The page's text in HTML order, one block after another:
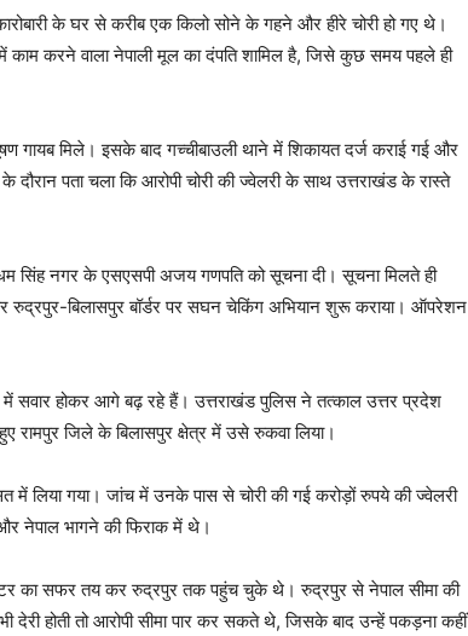
के घर से करीब एक किलो सोने के गहने और हीरे चोरी हो गए थे।
करने वाला नेपाली मूल का दंपति शामिल है, जिसे कुछ समय पहले ही
गायब मिले। इसके बाद गच्चीबाउली थाने में शिकायत दर्ज कराई गई और
दौरान पता चला कि आरोपी चोरी की ज्वेलरी के साथ उत्तराखंड के रास्ते
सिंह नगर के एसएसपी अजय गणपति को सूचना दी। सूचना मिलते ही
बिलासपुर बॉर्डर पर सघन चेकिंग अभियान शुरू कराया। ऑपरेशन
में सवार होकर आगे बढ़ रहे हैं। उत्तराखंड पुलिस ने तत्काल उत्तर प्रदेश
रामपुर जिले के बिलासपुर क्षेत्र में उसे रुकवा लिया।
में लिया गया। जांच में उनके पास से चोरी की गई करोड़ों रुपये की ज्वेलरी
नेपाल भागने की फिराक में थे।
का सफर तय कर रुद्रपुर तक पहुंच चुके थे। रुद्रपुर से नेपाल सीमा की
देरी होती तो आरोपी सीमा पार कर सकते थे, जिसके बाद उन्हें पकड़ना कहीं